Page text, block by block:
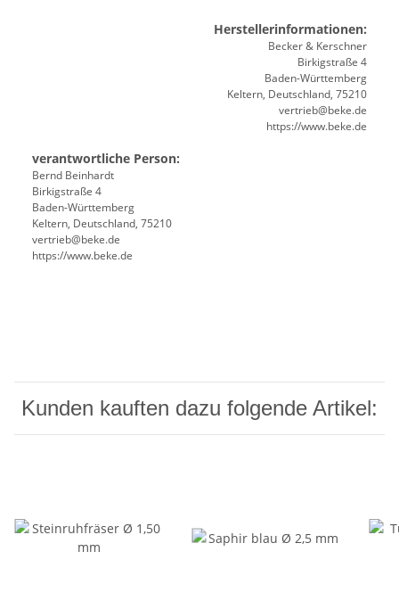
Herstellerinformationen:
Becker & Kerschner
Birkigstraße 4
Baden-Württemberg
Keltern, Deutschland, 75210
vertrieb@beke.de
https://www.beke.de
verantwortliche Person:
Bernd Beinhardt
Birkigstraße 4
Baden-Württemberg
Keltern, Deutschland, 75210
vertrieb@beke.de
https://www.beke.de
Kunden kauften dazu folgende Artikel: